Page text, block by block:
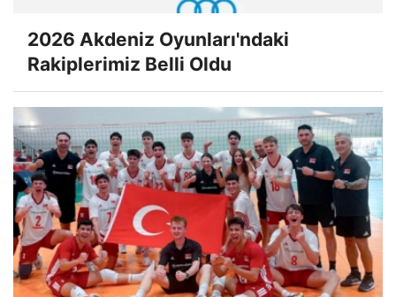
2026 Akdeniz Oyunları'ndaki
Rakiplerimiz Belli Oldu